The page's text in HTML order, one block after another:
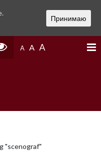
A A A
"scenograf"
Принимаю